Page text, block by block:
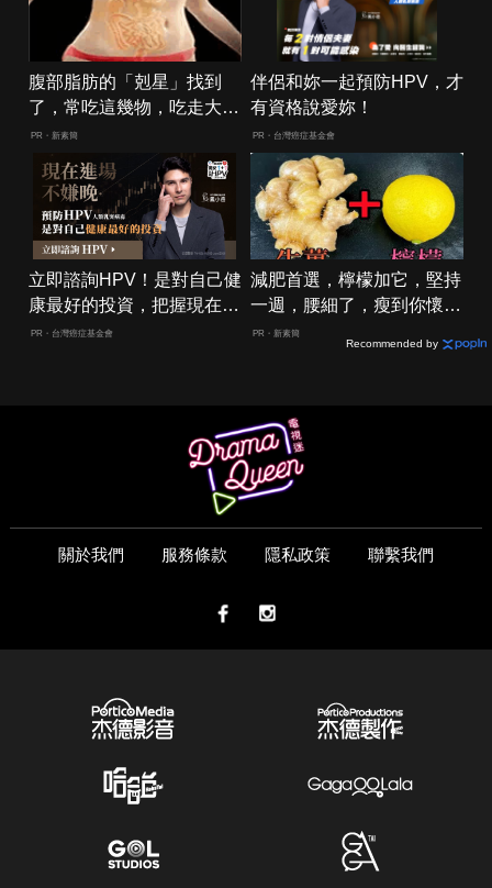
腹部脂肪的「剋星」找到
了，常吃這幾物，吃走大肚
囊，瘦出小蠻腰
PR・新素簡
伴侶和妳一起預防HPV，才
有資格說愛妳！
PR・台灣癌症基金會
立即諮詢HPV！是對自己健
康最好的投資，把握現在不
嫌晚！
PR・台灣癌症基金會
減肥首選，檸檬加它，堅持
一週，腰細了，瘦到你懷疑
人生
PR・新素簡
Recommended by
關於我們 服務條款 隱私政策 聯繫我們